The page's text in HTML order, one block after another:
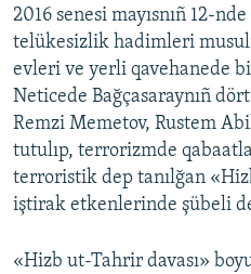
2016 senesi mayısnıñ 12-
telükesizlik hadimleri
evleri ve yerli qavehanede
Neticede Bağçasaraynıñ
Remzi Memetov, Rustem
tutulıp, terrorizmde
terroristik dep tanılğan
iştirak etkenlerinde şübeli
«Hizb ut-Tahrir davası»